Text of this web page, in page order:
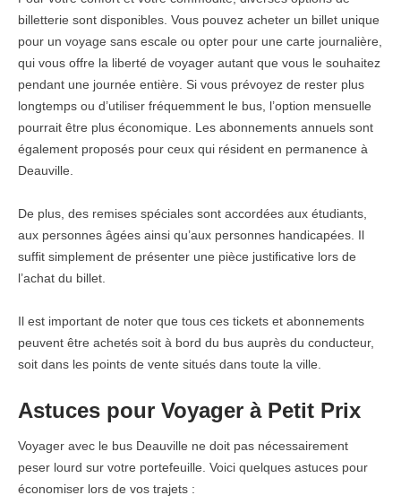
billetterie sont disponibles. Vous pouvez acheter un billet unique
pour un voyage sans escale ou opter pour une carte journalière,
qui vous offre la liberté de voyager autant que vous le souhaitez
pendant une journée entière. Si vous prévoyez de rester plus
longtemps ou d’utiliser fréquemment le bus, l’option mensuelle
pourrait être plus économique. Les abonnements annuels sont
également proposés pour ceux qui résident en permanence à
Deauville.
De plus, des remises spéciales sont accordées aux étudiants,
aux personnes âgées ainsi qu’aux personnes handicapées. Il
suffit simplement de présenter une pièce justificative lors de
l’achat du billet.
Il est important de noter que tous ces tickets et abonnements
peuvent être achetés soit à bord du bus auprès du conducteur,
soit dans les points de vente situés dans toute la ville.
Astuces pour Voyager à Petit Prix
Voyager avec le bus Deauville ne doit pas nécessairement
peser lourd sur votre portefeuille. Voici quelques astuces pour
économiser lors de vos trajets :